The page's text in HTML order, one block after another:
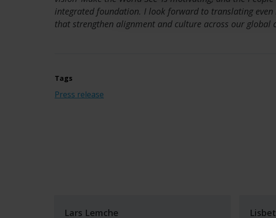
integrated foundation. I look forward to translating
that strengthen alignment and culture across our global
Tags
Press release
Lars Lemche